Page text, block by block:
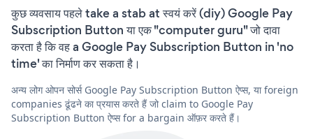
कुछ व्यवसाय पहले take a stab at स्वयं करें (diy) Google Pay
Subscription Button या एक "computer guru" जो दावा
करता है कि वह a Google Pay Subscription Button in 'no
time' का निर्माण कर सकता है।
अन्य लोग ओपन सोर्स Google Pay Subscription Button ऐप्स, या foreign
companies ढूंढने का प्रयास करते हैं जो claim to Google Pay
Subscription Button ऐप्स for a bargain ऑफ़र करते हैं।